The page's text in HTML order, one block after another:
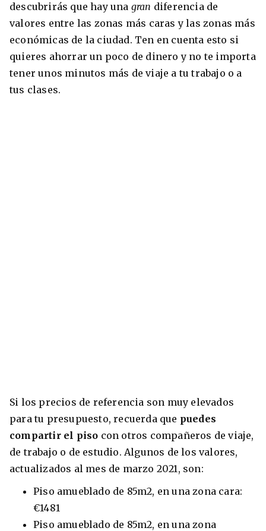
descubrirás que hay una gran diferencia de
valores entre las zonas más caras y las zonas más
económicas de la ciudad. Ten en cuenta esto si
quieres ahorrar un poco de dinero y no te importa
tener unos minutos más de viaje a tu trabajo o a
tus clases.
Si los precios de referencia son muy elevados
para tu presupuesto, recuerda que puedes
compartir el piso con otros compañeros de viaje,
de trabajo o de estudio. Algunos de los valores,
actualizados al mes de marzo 2021, son:
Piso amueblado de 85m2, en una zona cara:
€1481
Piso amueblado de 85m2, en una zona